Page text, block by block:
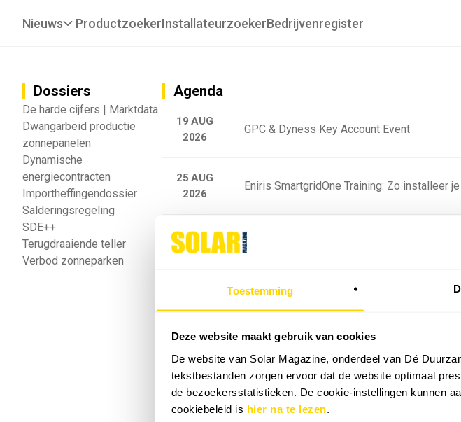
Toestemming
Deze website maakt gebruik van cookies
De website van Solar Magazine, onderdeel van Dé
tekstbestanden zorgen ervoor dat de website optimaal
de bezoekersstatistieken. De cookie-instellingen kunnen
cookiebeleid is hier na te lezen.
Nieuws ProductzoekerInstallateurzoekerBedrijvenregister
Dossiers
De harde cijfers | Marktdata
Dwangarbeid productie
zonnepanelen
Dynamische
energiecontracten
Importheffingendossier
Salderingsregeling
SDE++
Terugdraaiende teller
Verbod zonneparken
Agenda
19 AUG
2026
GPC & Dyness Key Account Event
25 AUG
2026
Eniris SmartgridOne Training: Zo installeer
25 AUG
2026
Sigenergy Training - Residentieel
2026
Webinar: Toekomstige batterijprofielen: hoe
batterijgedrag in 2035 te voorspellen
2026
Sunergy Academy | SlimmeRik on Tour